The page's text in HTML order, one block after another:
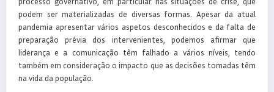
podem ser materializadas de diversas formas. Apesar da atual
pandemia apresentar vários aspetos desconhecidos e da falta de
preparação prévia dos intervenientes, podemos afirmar que
liderança e a comunicação têm falhado a vários níveis, tendo
também em consideração o impacto que as decisões tomadas têm
na vida da população.